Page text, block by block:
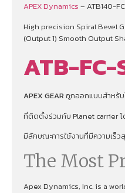
APEX Dynamics – ATB140-
High precision Spiral Bevel
(Output 1) Smooth Output
ATB-
APEX GEAR ถูกออกแบบสำหรั
ที่ติดตั้งร่วมกับ Planet carrier
มีลักษณะการใช้งานที่มีความเร็ว
The Most
Apex Dynamics, Inc. is a